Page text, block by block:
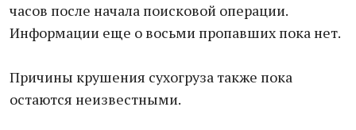
часов после начала поисковой операции.
Информации еще о восьми пропавших пока нет.
Причины крушения сухогруза также пока
остаются неизвестными.